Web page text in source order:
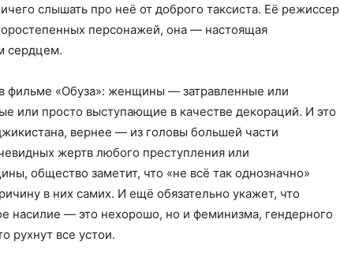
слышать про неё от доброго таксиста. Её режиссер
персонажей, она — настоящая
сердцем.
фильме «Обуза»: женщины — затравленные или
или просто выступающие в качестве декораций. И это
вернее — из головы большей части
жертв любого преступления или
общество заметит, что «не всё так однозначно»
в них самих. И ещё обязательно укажет, что
насилие — это нехорошо, но и феминизма, гендерного
рухнут все устои.